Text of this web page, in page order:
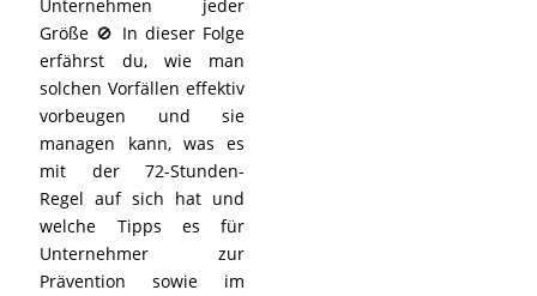
Unternehmen jeder
Größe 🚫 In dieser Folge
erfährst du, wie man
solchen Vorfällen effektiv
vorbeugen und sie
managen kann, was es
mit der 72-Stunden-
Regel auf sich hat und
welche Tipps es für
Unternehmer zur
Prävention sowie im